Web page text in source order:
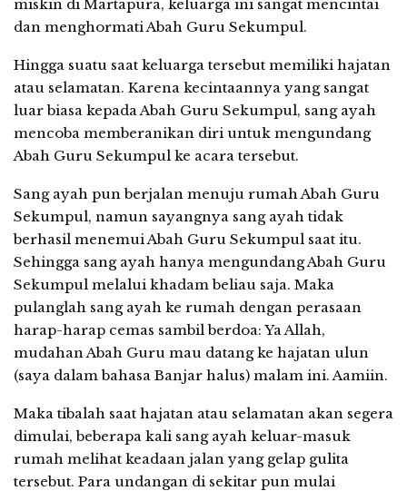
miskin di Martapura, keluarga ini sangat mencintai
dan menghormati Abah Guru Sekumpul.
Hingga suatu saat keluarga tersebut memiliki hajatan
atau selamatan. Karena kecintaannya yang sangat
luar biasa kepada Abah Guru Sekumpul, sang ayah
mencoba memberanikan diri untuk mengundang
Abah Guru Sekumpul ke acara tersebut.
Sang ayah pun berjalan menuju rumah Abah Guru
Sekumpul, namun sayangnya sang ayah tidak
berhasil menemui Abah Guru Sekumpul saat itu.
Sehingga sang ayah hanya mengundang Abah Guru
Sekumpul melalui khadam beliau saja. Maka
pulanglah sang ayah ke rumah dengan perasaan
harap-harap cemas sambil berdoa: Ya Allah,
mudahan Abah Guru mau datang ke hajatan ulun
(saya dalam bahasa Banjar halus) malam ini. Aamiin.
Maka tibalah saat hajatan atau selamatan akan segera
dimulai, beberapa kali sang ayah keluar-masuk
rumah melihat keadaan jalan yang gelap gulita
tersebut. Para undangan di sekitar pun mulai